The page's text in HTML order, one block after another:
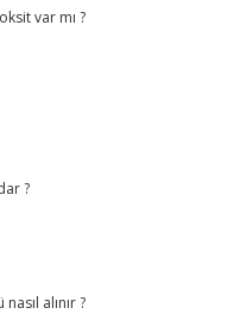
var mı ?
?
alınır ?